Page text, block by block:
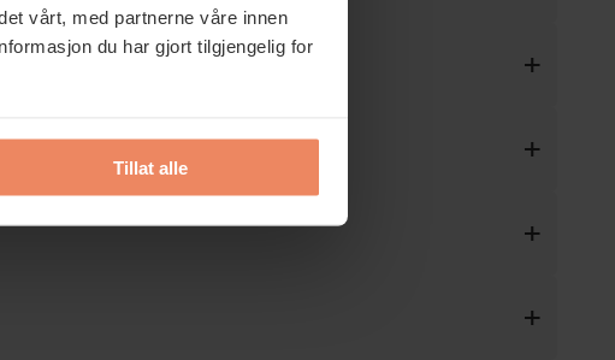
vårt, med partnerne våre innen
du har gjort tilgjengelig for
Tillat alle